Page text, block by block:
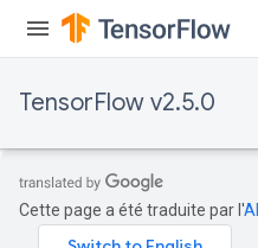
TensorFlow v2.5.0
Cette page a été traduite par l'